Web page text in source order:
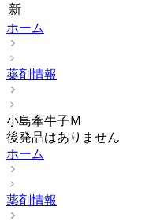
新
ホーム
薬剤情報
小島牽牛子Ｍ
後発品はありません
ホーム
薬剤情報